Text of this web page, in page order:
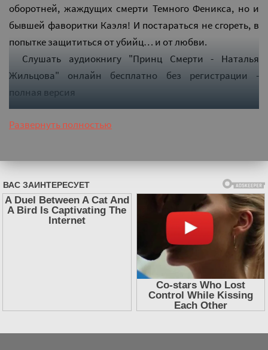
оборотней, жаждущих смерти Темного Феникса, но и
бывшей фаворитки Каэля! И постараться не сгореть, в
попытке защититься от убийц… и от любви.
Слушать аудиокнигу "Принц Смерти - Наталья
Жильцова" онлайн бесплатно без регистрации -
полная версия
Развернуть полностью